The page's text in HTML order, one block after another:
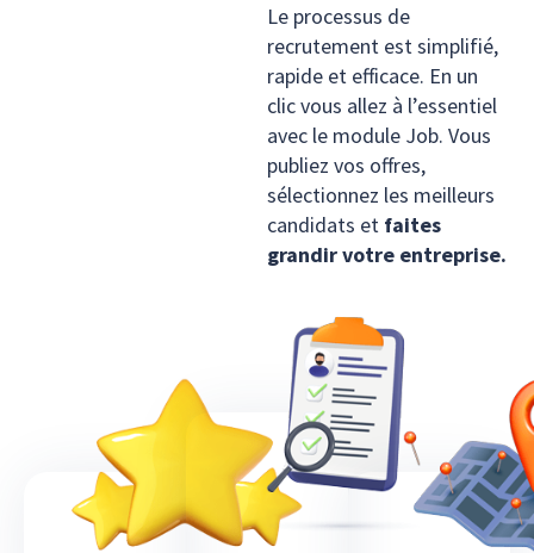
Le processus de
recrutement est simplifié,
rapide et efficace. En un
clic vous allez à l’essentiel
avec le module Job. Vous
publiez vos offres,
sélectionnez les meilleurs
candidats et faites
grandir votre entreprise.